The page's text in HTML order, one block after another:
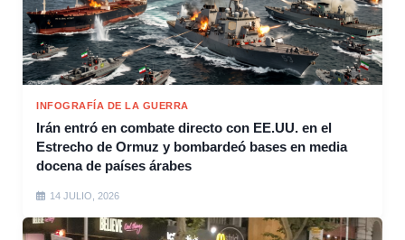
INFOGRAFÍA DE LA GUERRA
Irán entró en combate directo con EE.UU. en el
Estrecho de Ormuz y bombardeó bases en media
docena de países árabes
14 JULIO, 2026